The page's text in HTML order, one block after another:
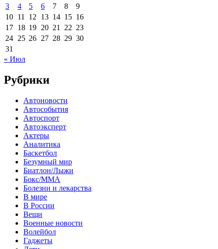
3
4 5 6 7 8
9
10 11 12 13 14 15 16
17 18 19 20 21 22 23
24 25 26 27 28 29 30
31
« Июл
Рубрики
Автоновости
Автособытия
Автоспорт
Автоэксперт
Актеры
Аналитика
Баскетбол
Безумный мир
Биатлон/Лыжи
Бокс/MMA
Болезни и лекарства
В мире
В России
Вещи
Военные новости
Волейбол
Гаджеты